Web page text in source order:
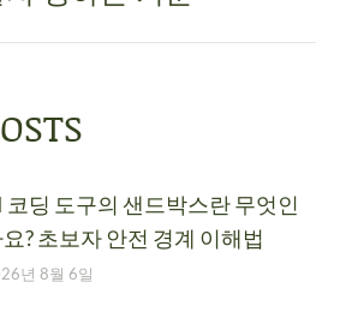
코딩 도구의 샌드박스란 무엇인
? 초보자 안전 경계 이해법
년 8월 6일